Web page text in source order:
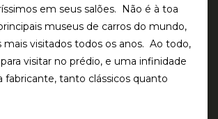
em seus salões. Não é à toa
museus de carros do mundo,
mais visitados todos os anos. Ao todo,
visitar no prédio, e uma infinidade
fabricante, tanto clássicos quanto